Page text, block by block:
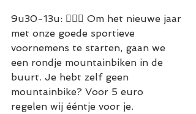
9u30-13u: 🚴🏻‍♂️ Om het nieuwe jaar
met onze goede sportieve
voornemens te starten, gaan we
een rondje mountainbiken in de
buurt. Je hebt zelf geen
mountainbike? Voor 5 euro
regelen wij ééntje voor je.